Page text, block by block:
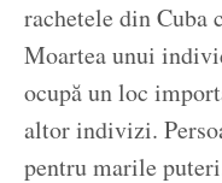
rachetele din Cuba
Moartea unui
ocupă un loc
altor indivizi.
pentru marile